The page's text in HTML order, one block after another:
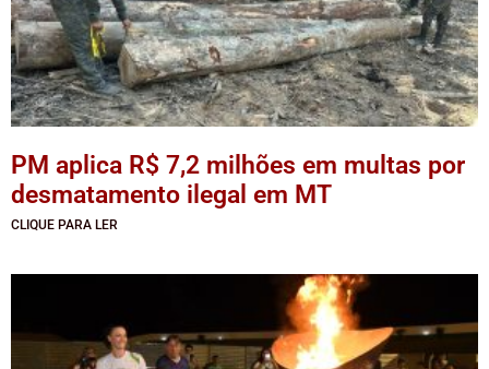
PM aplica R$ 7,2 milhões em multas por
desmatamento ilegal em MT
CLIQUE PARA LER